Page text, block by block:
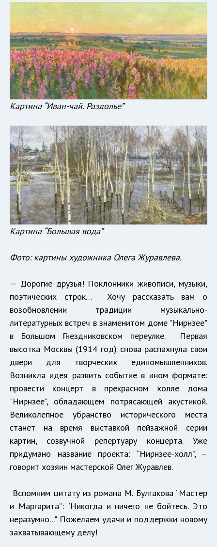
Картина “Иван-чай. Раздолье”
Картина “Большая вода”
Фото: картины художника Олега Журавлева.
— Дорогие друзья! Поклонники живописи, музыки,
поэтических строк… Хочу рассказать вам о
возобновлении традиции музыкально-
литературных встреч в знаменитом доме "Нирнзее"
в Большом Гнездниковском переулке. Первая
высотка Москвы (1914 год) снова распахнула свои
двери для творческих единомышленников.
Возникла идея развить событие в ином формате:
провести концерт в прекрасном холле дома
"Нирнзее", обладающем потрясающей акустикой.
Великолепное убранство исторического места
станет на время выставкой пейзажной серии
картин, созвучной репертуару концерта. Уже
придумано название проекта: “Нирнзее-холл”, –
говорит хозяин мастерской Олег Журавлев.
Вспомним цитату из романа М. Булгакова “Мастер
и Маргарита”: “Никогда и ничего не бойтесь. Это
неразумно..." Пожелаем удачи и поддержки новому
захватывающему делу!